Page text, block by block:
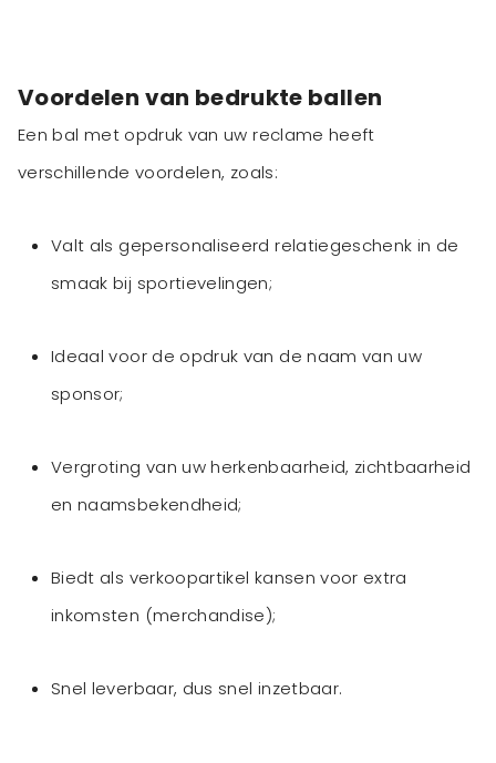
Voordelen van bedrukte ballen
Een bal met opdruk van uw reclame heeft
verschillende voordelen, zoals:
Valt als gepersonaliseerd relatiegeschenk in de
smaak bij sportievelingen;
Ideaal voor de opdruk van de naam van uw
sponsor;
Vergroting van uw herkenbaarheid, zichtbaarheid
en naamsbekendheid;
Biedt als verkoopartikel kansen voor extra
inkomsten (merchandise);
Snel leverbaar, dus snel inzetbaar.